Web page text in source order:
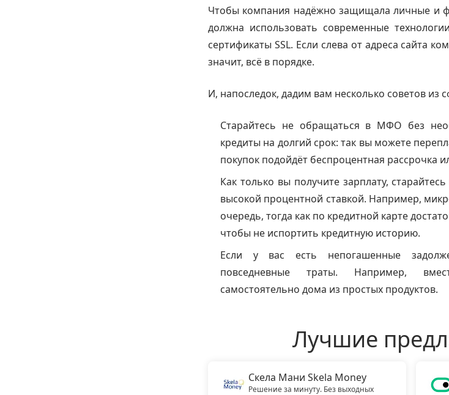
Чтобы компания надёжно защищала личные и
должна использовать современные
сертификаты SSL. Если слева от адреса сайта
значит, всё в порядке.
И, напоследок, дадим вам несколько советов из
Старайтесь не обращаться в МФО без
кредиты на долгий срок: так вы можете
покупок подойдёт беспроцентная рассрочка
Как только вы получите зарплату,
высокой процентной ставкой. Например,
очередь, тогда как по кредитной карте
чтобы не испортить кредитную историю.
Если у вас есть непогашенные
повседневные траты. Например,
самостоятельно дома из простых продуктов.
Лучшие
Скела Мани Skela Money
Решение за минуту. Без выходных